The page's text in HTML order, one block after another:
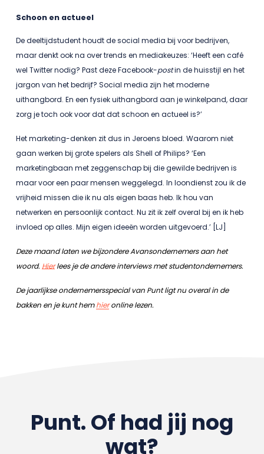
Schoon en actueel
De deeltijdstudent houdt de social media bij voor bedrijven,
maar denkt ook na over trends en mediakeuzes: ‘Heeft een café
wel Twitter nodig? Past deze Facebook-postin de huisstijl en het
jargon van het bedrijf? Social media zijn het moderne
uithangbord. En een fysiek uithangbord aan je winkelpand, daar
zorg je toch ook voor dat dat schoon en actueel is?’
Het marketing-denken zit dus in Jeroens bloed. Waarom niet
gaan werken bij grote spelers als Shell of Philips? ‘Een
marketingbaan met zeggenschap bij die gewilde bedrijven is
maar voor een paar mensen weggelegd. In loondienst zou ik de
vrijheid missen die ik nu als eigen baas heb. Ik hou van
netwerken en persoonlijk contact. Nu zit ik zelf overal bij en ik heb
invloed op alles. Mijn eigen ideeën worden uitgevoerd.’ [LJ]
Deze maand laten we bijzondere Avansondernemers aan het
woord. Hierlees je de andere interviews met studentondernemers.
De jaarlijkse ondernemersspecial van Punt ligt nu overal in de
bakken en je kunt hemhieronline lezen.
Punt. Of had jij nog
wat?